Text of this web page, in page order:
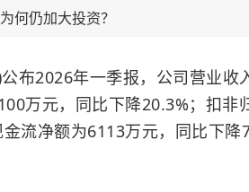
何仍加大投资？
布2026年一季报，公司营业收
万元，同比下降20.3%；扣非
流净额为6113万元，同比下降